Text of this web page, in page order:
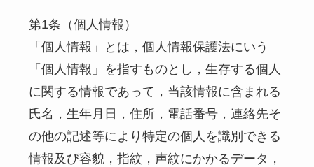
第1条（個人情報）
「個人情報」とは，個人情報保護法にいう
「個人情報」を指すものとし，生存する個人
に関する情報であって，当該情報に含まれる
氏名，生年月日，住所，電話番号，連絡先そ
の他の記述等により特定の個人を識別できる
情報及び容貌，指紋，声紋にかかるデータ，